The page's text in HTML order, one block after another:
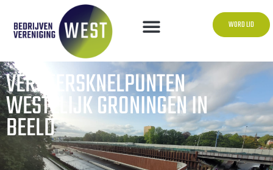
WORD LID
VERKEERSKNELPUNTEN
WESTELIJK GRONINGEN IN
BEELD